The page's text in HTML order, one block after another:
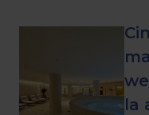
la